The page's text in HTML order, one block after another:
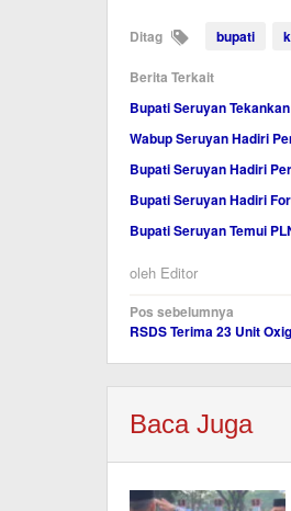
Ditag bupati
Berita Terkait
Bupati Seruyan
Wabup Seruyan Hadiri
Bupati Seruyan Hadiri
Bupati Seruyan Hadiri
Bupati Seruyan Temui
oleh Editor
Navigasi
pos
Pos sebelumnya
RSDS Terima 23 Unit
Baca Juga